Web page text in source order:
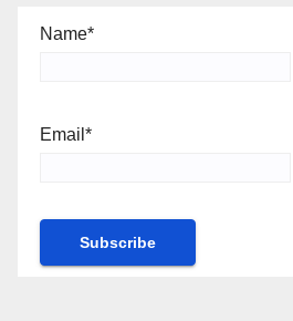
Name*
Email*